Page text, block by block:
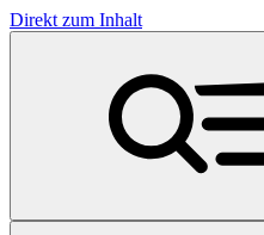
Direkt zum Inhalt